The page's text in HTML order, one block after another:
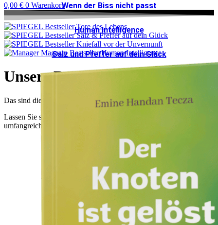
0,00 € 0 Warenkorb
Unsere Bestseller
Das sind die Highlights im Sommer 2026
Lassen Sie sich inspirieren und stöbern Sie in unserem
umfangreichen Programm!
Tore des Lebens
Salz und Pfeffer auf dein Glück
Human Intelligence
Wenn der Biss nicht passt